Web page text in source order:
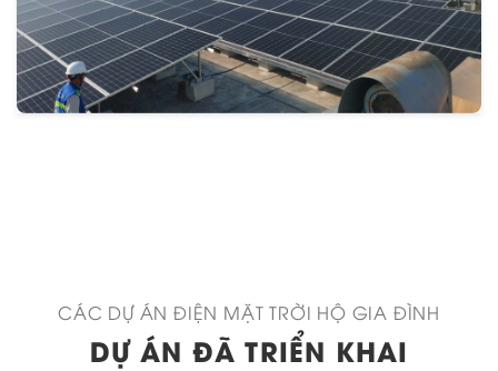
CÁC DỰ ÁN ĐIỆN MẶT TRỜI HỘ GIA ĐÌNH
DỰ ÁN ĐÃ TRIỂN KHAI